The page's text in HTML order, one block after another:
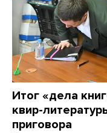
Итог «дела
квир-
приговора